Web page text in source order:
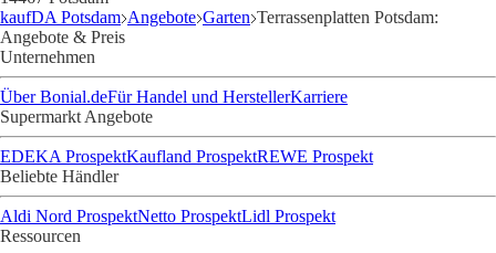
kaufDA Potsdam Angebote Garten Terrassenplatten Potsdam:
Angebote & Preis
Unternehmen
Über Bonial.deFür Handel und HerstellerKarriere
Supermarkt Angebote
EDEKA ProspektKaufland ProspektREWE Prospekt
Beliebte Händler
Aldi Nord ProspektNetto ProspektLidl Prospekt
Ressourcen